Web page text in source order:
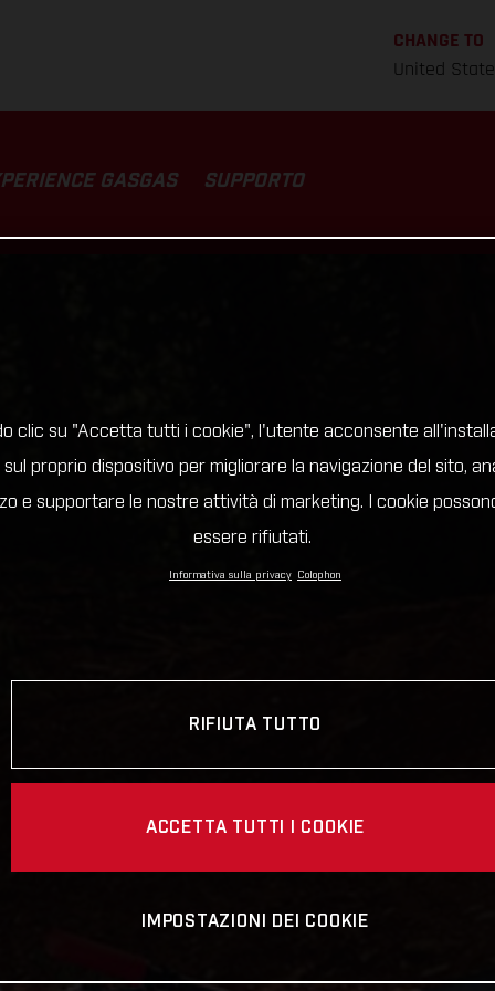
CHANGE TO
United
GASGAS SUPPORTO
clic su "Accetta tutti i cookie", l'utente acconsente
proprio dispositivo per migliorare la navigazione del sito,
e supportare le nostre attività di marketing. I cookie
essere rifiutati.
Informativa sulla privacy Colophon
RIFIUTA TUTTO
ACCETTA TUTTI I COOKIE
IMPOSTAZIONI DEI COOKIE